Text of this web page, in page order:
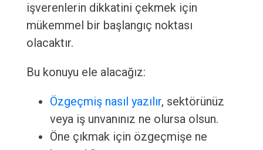
işverenlerin dikkatini çekmek için
mükemmel bir başlangıç noktası
olacaktır.
Bu konuyu ele alacağız:
Özgeçmiş nasıl yazılır, sektörünüz
veya iş unvanınız ne olursa olsun.
Öne çıkmak için özgeçmişe ne